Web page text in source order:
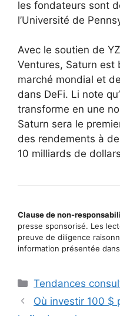
les fondateurs sont
l’Université de
Avec le soutien de
Ventures, Saturn est
marché mondial et
dans DeFi. Li note
transforme en une
Saturn sera le
des rendements à
10 milliards de
Clause de non-
presse sponsorisé. Les
preuve de diligence
information présentée
Catégories
Tendances
Où investir 100 $